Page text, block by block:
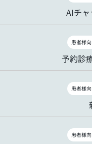
AIチ
患者様
予約診
患者様
患者様